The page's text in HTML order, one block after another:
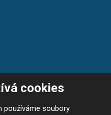
cookies
používáme soubory